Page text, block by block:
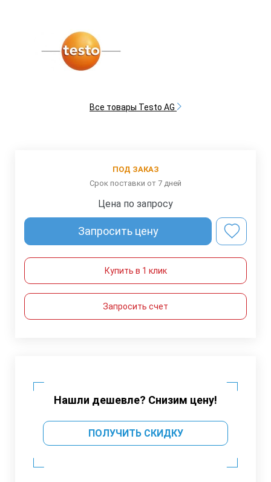
Все товары Testo AG
ПОД ЗАКАЗ
Срок поставки от 7 дней
Цена по запросу
Запросить цену
Купить в 1 клик
Запросить счет
Нашли дешевле? Снизим цену!
ПОЛУЧИТЬ СКИДКУ